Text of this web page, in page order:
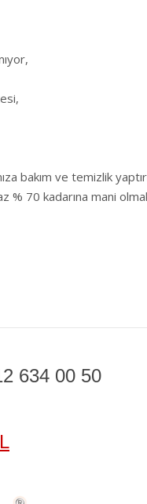
bakım ve temizlik
% 70 kadarına mani
634 00 50